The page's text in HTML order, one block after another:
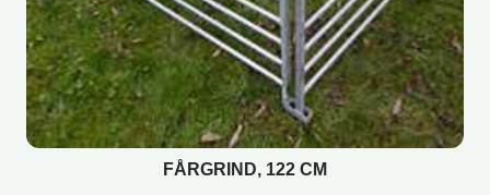
FÅRGRIND, 122 CM